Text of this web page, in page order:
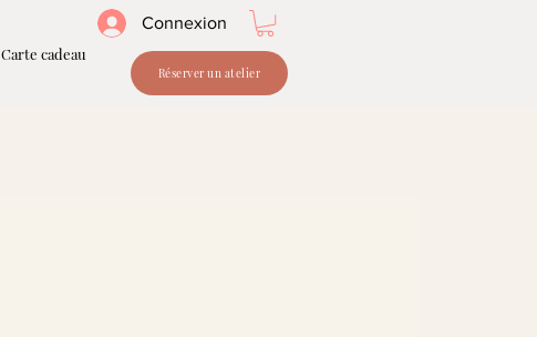
Connexion
Carte cadeau
Réserver un atelier